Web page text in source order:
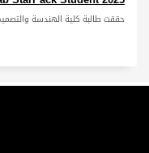
حققت طالبة كلية الهندسة